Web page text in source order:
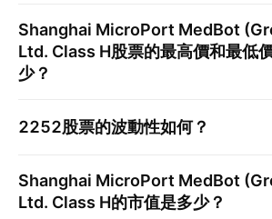
Shanghai MicroPort MedBot
Ltd. Class H股票的最高價和最低
少？
2252股票的波動性如何？
Shanghai MicroPort MedBot
Ltd. Class H的市值是多少？